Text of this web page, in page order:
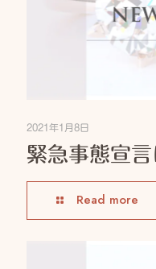
2021年1月8日
緊急事態宣
Read more